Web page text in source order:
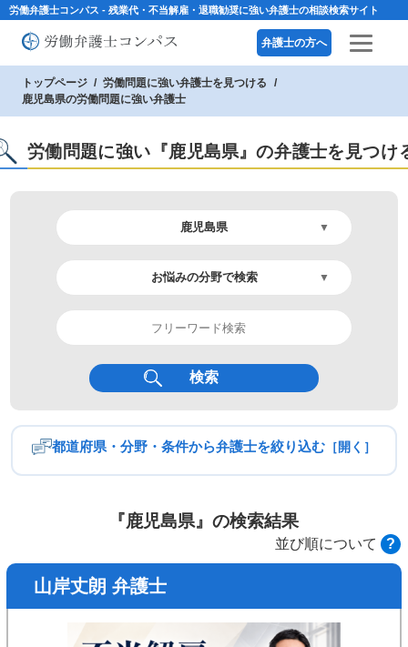
労働弁護士コンパス - 残業代・不当解雇・退職勧奨に強い弁護士の相談検索サイト
弁護士の方へ
トップページ
労働問題に強い弁護士を見つける
鹿児島県の労働問題に強い弁護士
労働問題に強い『鹿児島県』の弁護士を見つけ
検索
都道府県・分野・条件から弁護士を絞り込む ［開く］
関東
中国
九州・沖縄
『鹿児島県』の検索結果
並び順について ?
山岸丈朗 弁護士